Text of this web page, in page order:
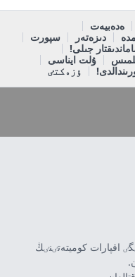
ەدەبيەت
دىزەتەر
سپورت
جىلى!
ۇلت ايناسى
ٶزەكتٸ
اقپارات كوميتەتٸنٸڭ